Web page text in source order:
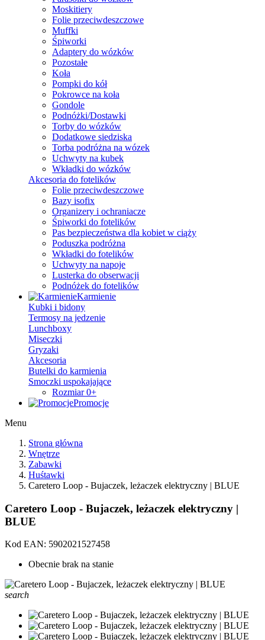
Moskitiery
Folie przeciwdeszczowe
Muffki
Śpiworki
Adaptery do wózków
Pozostałe
Koła
Pompki do kół
Pokrowce na koła
Gondole
Podnóżki/Dostawki
Torby do wózków
Dodatkowe siedziska
Torba podróżna na wózek
Uchwyty na kubek
Wkładki do wózków
Akcesoria do fotelików
Folie przeciwdeszczowe
Bazy isofix
Organizery i ochraniacze
Śpiworki do fotelików
Pas bezpieczeństwa dla kobiet w ciąży
Poduszka podróżna
Wkładki do fotelików
Uchwyty na napoje
Lusterka do obserwacji
Podnóżek do fotelików
Karmienie
Kubki i bidony
Termosy na jedzenie
Lunchboxy
Miseczki
Gryzaki
Akcesoria
Butelki do karmienia
Smoczki uspokajające
Rozmiar 0+
Promocje
Menu
Strona główna
Wnętrze
Zabawki
Huśtawki
Caretero Loop - Bujaczek, leżaczek elektryczny | BLUE
Caretero Loop - Bujaczek, leżaczek elektryczny |
BLUE
Kod EAN: 5902021527458
Obecnie brak na stanie
search